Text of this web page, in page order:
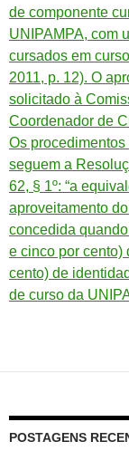
de componente
UNIPAMPA, com
cursados em
2011, p. 12). O
solicitado à
Coordenador de
Os
seguem a
62, § 1º: “a
aproveitamento
concedida
e cinco por cento)
cento) de
de curso da
POSTAGENS